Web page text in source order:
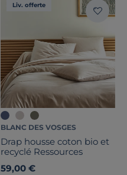
Liv. offerte
BLANC DES VOSGES
Drap housse coton bio et
recyclé Ressources
59,00 €